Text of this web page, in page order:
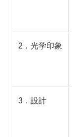
2．光学印象
3．設計